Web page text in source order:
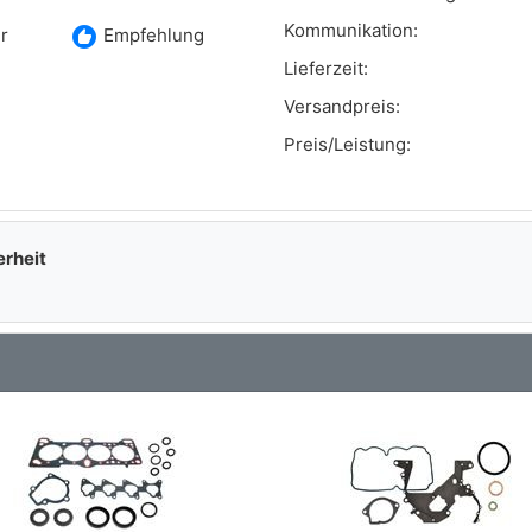
recommend Empfehlung Kommunikation:
Lieferzeit:
Versandpreis:
Preis/Leistung: